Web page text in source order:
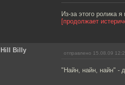
Из-за этого ролика
[продолжает
Hill Billy отправлено 15.08.09
"Найн, найн, найн" -